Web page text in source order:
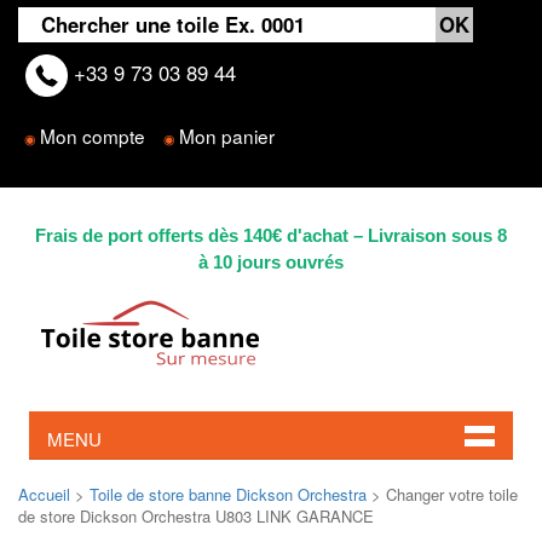
+33 9 73 03 89 44
◉ Mon compte ◉ Mon panier
Frais de port offerts dès 140€ d'achat – Livraison sous 8
à 10 jours ouvrés
MENU
Accueil > Toile de store banne Dickson Orchestra > Changer votre toile
de store Dickson Orchestra U803 LINK GARANCE